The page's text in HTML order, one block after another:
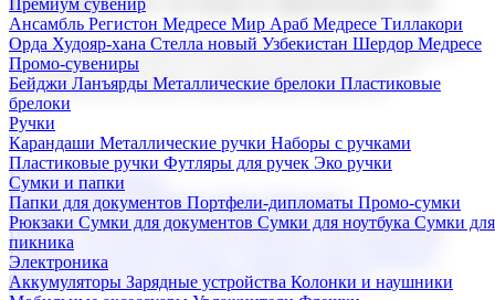
Премиум сувенир
Ансамбль Регистон Медресе Мир Араб Медресе Тиллакори
Орда Худояр-хана Стелла новый Узбекистан Шердор Медресе
Промо-сувениры
Бейджи Ланъярды Металлические брелоки Пластиковые
брелоки
Ручки
Карандаши Металлические ручки Наборы с ручками
Пластиковые ручки Футляры для ручек Эко ручки
Сумки и папки
Папки для документов Портфели-дипломаты Промо-сумки
Рюкзаки Сумки для документов Сумки для ноутбука Сумки для
пикника
Электроника
Аккумуляторы Зарядные устройства Колонки и наушники
Мы предлагаем широкий выбор корпоративных подарков и
сувениров с логотипом. В нашем каталоге вы найдете
продукцию для бизнеса, мероприятия и клиентов.
Подарочные наборы
Бизнес наборыКофейные наборы Кошельки
Наборы из кожиНаборы ручекНаборы с аккумуляторами
Наборы с бутылками для воды
Наборы с ежедневниками
Наборы с кружками
флешкамиНовогодние наборыЧайные наборы